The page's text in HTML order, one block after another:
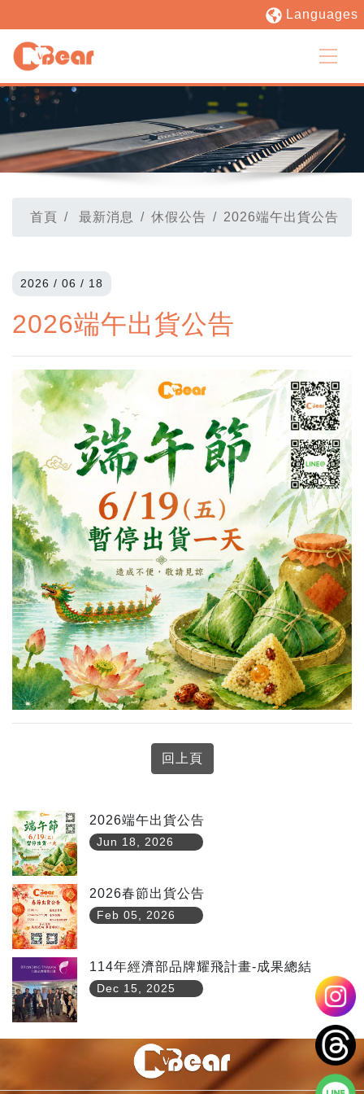
Languages
首頁 最新消息 休假公告 2026端午出貨公告
2026 / 06 / 18
2026端午出貨公告
回上頁
2026端午出貨公告
Jun 18, 2026
2026春節出貨公告
Feb 05, 2026
114年經濟部品牌耀飛計畫-成果總結
Dec 15, 2025